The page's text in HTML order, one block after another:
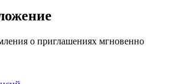
о приглашениях мгновенно